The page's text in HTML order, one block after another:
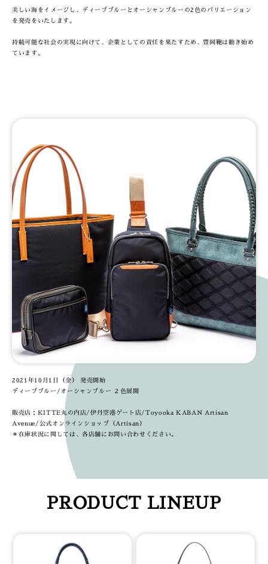
美しい海をイメージし、ディープブルーとオーシャンブルーの2色のバリエーション
を発売をいたします。
持続可能な社会の実現に向けて、企業としての責任を果たすため、豊岡鞄は動き始め
ています。
2021年10月1日（金） 発売開始
ディープブルー/オーシャンブルー ２色展開
販売店：KITTE丸の内店/伊丹空港ゲート店/Toyooka KABAN Artisan
Avenue/公式オンラインショップ（Artisan）
＊在庫状況に関しては、各店舗にお問い合わせください。
PRODUCT LINEUP